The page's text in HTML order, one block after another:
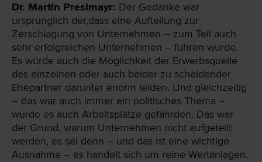
Dr. Martin Preslmayr: Der Gedanke war
ursprünglich der,dass eine Aufteilung zur
Zerschlagung von Unternehmen – zum Teil auch
sehr erfolgreichen Unternehmen – führen würde.
Es würde auch die Möglichkeit der Erwerbsquelle
des einzelnen oder auch beider zu scheidender
Ehepartner darunter enorm leiden. Und gleichzeitig
– das war auch immer ein politisches Thema –
würde es auch Arbeitsplätze gefährden. Das war
der Grund, warum Unternehmen nicht aufgeteilt
werden, es sei denn – und das ist eine wichtige
Ausnahme – es handelt sich um reine Wertanlagen.